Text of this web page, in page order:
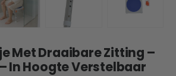
Met Draaibare Zitting –
In Hoogte Verstelbaar